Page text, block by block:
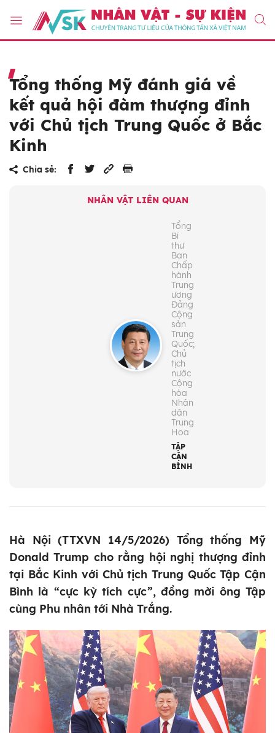
Tổng thống Mỹ đánh giá về
kết quả hội đàm thượng đỉnh
với Chủ tịch Trung Quốc ở Bắc
Kinh
Chia sẻ:
NHÂN VẬT LIÊN QUAN
Tổng
Bí
thư
Ban
Chấp
hành
Trung
ương
Đảng
Cộng
sản
Trung
Quốc;
Chủ
tịch
nước
Cộng
hòa
Nhân
dân
Trung
Hoa
TẬP
CẬN
BÌNH
Hà Nội (TTXVN 14/5/2026) Tổng thống Mỹ
Donald Trump cho rằng hội nghị thượng đỉnh
tại Bắc Kinh với Chủ tịch Trung Quốc Tập Cận
Bình là “cực kỳ tích cực”, đồng mời ông Tập
cùng Phu nhân tới Nhà Trắng.